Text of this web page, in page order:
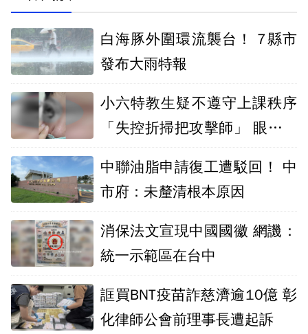
白海豚外圍環流襲台！ 7縣市
發布大雨特報
小六特教生疑不遵守上課秩序
「失控折掃把攻擊師」 眼傷臉
中聯油脂申請復工遭駁回！ 中
市府：未釐清根本原因
消保法文宣現中國國徽 網譏：
統一示範區在台中
誆買BNT疫苗詐慈濟逾10億 彰
化律師公會前理事長遭起訴